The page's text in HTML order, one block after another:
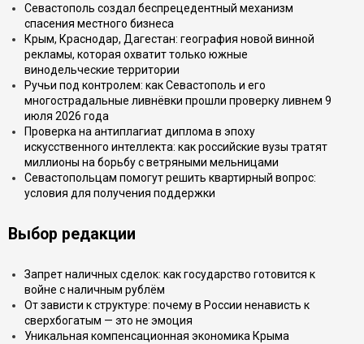
Севастополь создал беспрецедентный механизм
спасения местного бизнеса
Крым, Краснодар, Дагестан: география новой винной
рекламы, которая охватит только южные
винодельческие территории
Ручьи под контролем: как Севастополь и его
многострадальные ливнёвки прошли проверку ливнем 9
июля 2026 года
Проверка на антиплагиат диплома в эпоху
искусственного интеллекта: как российские вузы тратят
миллионы на борьбу с ветряными мельницами
Севастопольцам помогут решить квартирный вопрос:
условия для получения поддержки
Выбор редакции
Запрет наличных сделок: как государство готовится к
войне с наличным рублём
От зависти к структуре: почему в России ненависть к
сверхбогатым — это не эмоция
Уникальная компенсационная экономика Крыма